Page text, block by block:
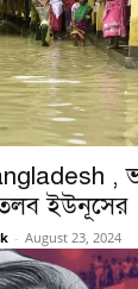
,
ইউনূসের
- August 23, 2024